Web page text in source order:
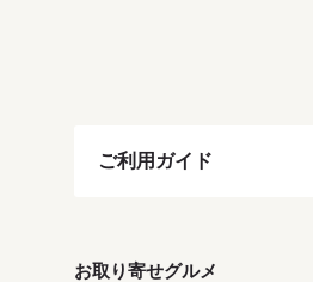
ご利用ガイド
お取り寄せグルメ